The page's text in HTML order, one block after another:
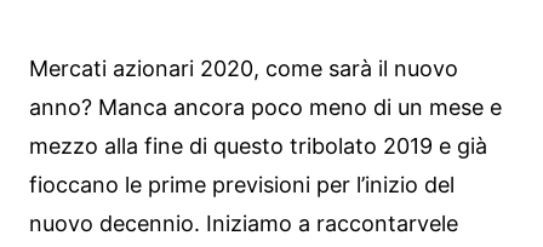
Mercati azionari 2020, come sarà il nuovo
anno? Manca ancora poco meno di un mese e
mezzo alla fine di questo tribolato 2019 e già
fioccano le prime previsioni per l’inizio del
nuovo decennio. Iniziamo a raccontarvele